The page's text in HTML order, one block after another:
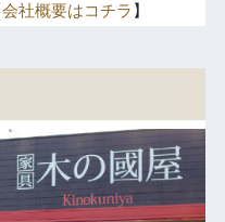
会社概要はコチラ 】